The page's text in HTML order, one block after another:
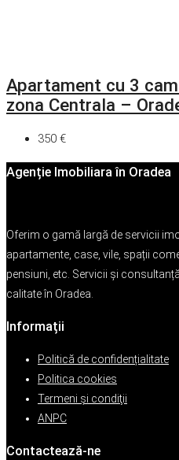
Apartament cu 3
zona Centrala –
350 €
Agenție Imobiliara în Oradea
Oferim o gamă largă de servicii
apartamente, case, vile, spații
pensiuni, etc. Servicii și
calitate în Oradea.
Informații
Politică de confidențialitate
Politica cookies
Termeni şi condiţii
ANPC
Contactează-ne